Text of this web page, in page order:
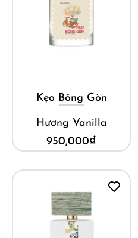
Kẹo Bông Gòn
Hương Vanilla
950,000₫